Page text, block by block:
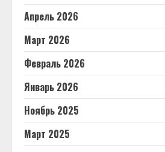
Апрель 2026
Март 2026
Февраль 2026
Январь 2026
Ноябрь 2025
Март 2025